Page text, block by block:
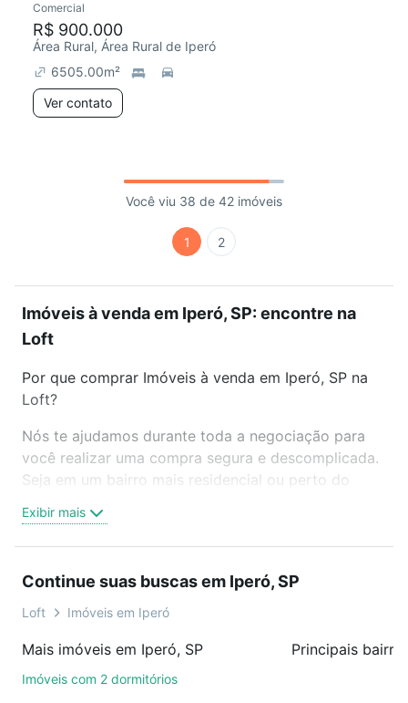
Comercial
R$ 900.000
Área Rural, Área Rural de Iperó
6505.00m²
Ver contato
Você viu 38 de 42 imóveis
1 2
Imóveis à venda em Iperó, SP: encontre na
Loft
Por que comprar Imóveis à venda em Iperó, SP na
Loft?
Nós te ajudamos durante toda a negociação para
você realizar uma compra segura e descomplicada.
Seja em um bairro mais residencial ou perto do
oferta ideal de Imóveis à venda em Iperó, SP para
conquistar seu sonho. Agende uma visita presencial
você ainda conta com mais de 46 mil corretores e
imobiliárias te ajudando na compra, venda ou troca
Como escolher um imóvel?
Exibir mais
Continue suas buscas em Iperó, SP
Loft Imóveis em Iperó
Mais imóveis em Iperó, SP
Imóveis com 2 dormitórios
Principais